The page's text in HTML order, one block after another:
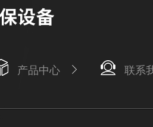
产品中心 联系